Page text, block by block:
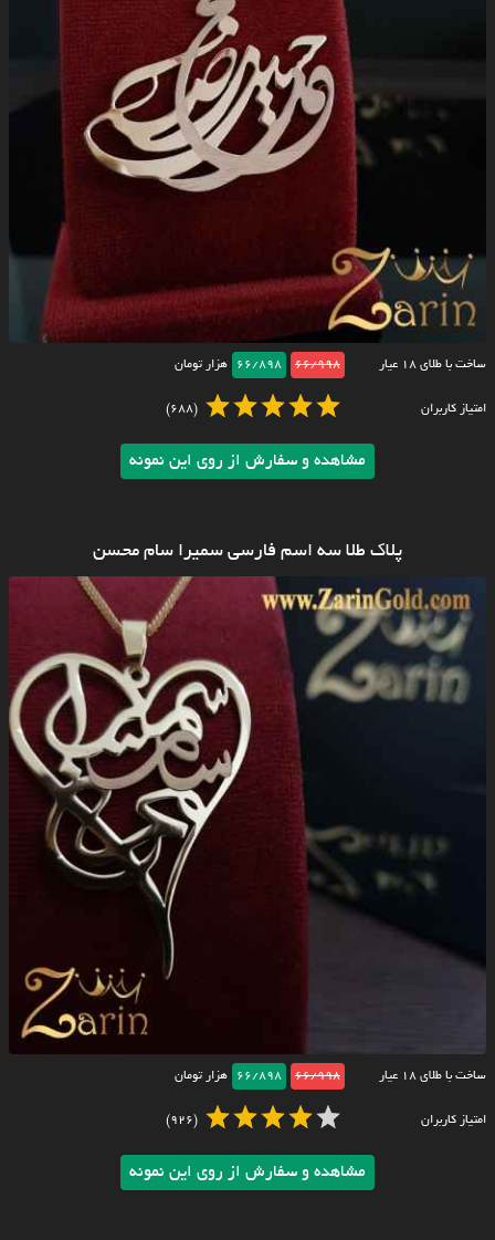
ساخت با طلای ۱۸ عیار 66/998
66/898 هزار تومان
امتیاز کاربران (688)
مشاهده و سفارش از روی این نمونه
پلاک طلا سه اسم فارسی سمیرا سام محسن
ساخت با طلای ۱۸ عیار 66/998
66/898 هزار تومان
امتیاز کاربران (926)
مشاهده و سفارش از روی این نمونه